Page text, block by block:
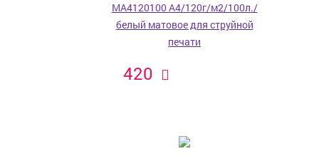
MA4120100 A4/120г/м2/100л./
белый матовое для струйной
печати
420